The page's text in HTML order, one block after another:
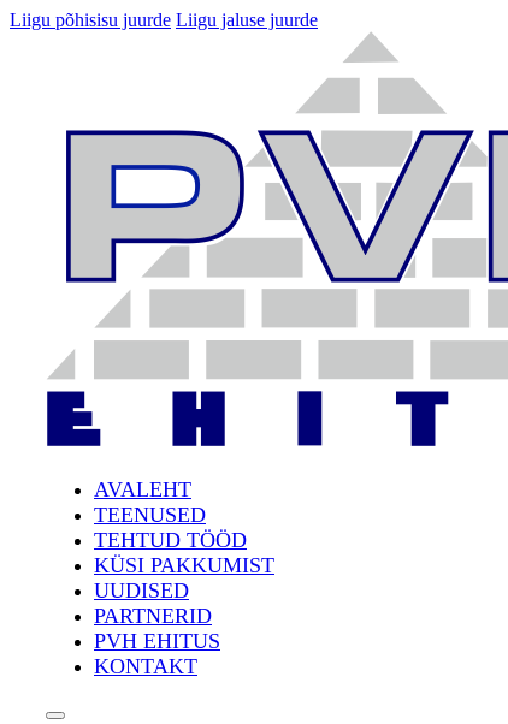
Liigu põhisisu juurde Liigu jaluse juurde
AVALEHT
TEENUSED
TEHTUD TÖÖD
KÜSI PAKKUMIST
UUDISED
PARTNERID
PVH EHITUS
KONTAKT